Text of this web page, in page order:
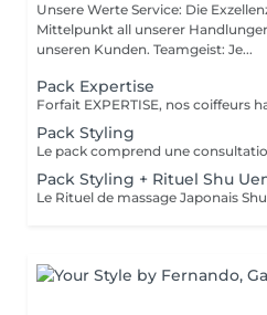
Unsere Werte Service: Die Exzellenz im Friseurdienst steht im
Mittelpunkt all unserer
unseren Kunden. Teamgeist: Je...
Pack Expertise
Pack Styling
Pack Styling + Rituel Shu